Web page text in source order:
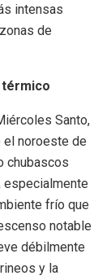
intensas
de
térmico
Santo,
el noroeste de
chubascos
especialmente
frío que
notable
débilmente
y la